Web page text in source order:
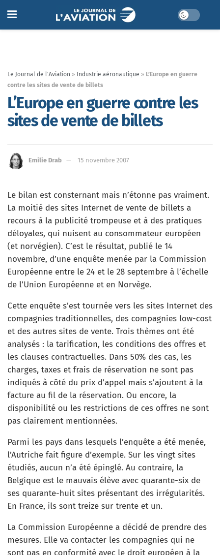
Le Journal de l'Aviation » Industrie aéronautique » L’Europe en guerre
contre les sites de vente de billets
L’Europe en guerre contre les
sites de vente de billets
Emilie Drab 15 novembre 2007
Le bilan est consternant mais n’étonne pas vraiment.
La moitié des sites Internet de vente de billets a
recours à la publicité trompeuse et à des pratiques
déloyales, qui nuisent au consommateur européen
(et norvégien). C’est le résultat, publié le 14
novembre, d’une enquête menée par la Commission
Européenne entre le 24 et le 28 septembre à l’échelle
de l’Union Européenne et en Norvège.
Cette enquête s’est tournée vers les sites Internet des
compagnies traditionnelles, des compagnies low-cost
et des autres sites de vente. Trois thèmes ont été
analysés : la tarification, les conditions des offres et
les clauses contractuelles. Dans 50% des cas, les
charges, taxes et frais de réservation ne sont pas
indiqués à côté du prix d’appel mais s’ajoutent à la
facture au fil de la réservation. Ou encore, la
disponibilité ou les restrictions de ces offres ne sont
pas clairement mentionnées.
Parmi les pays dans lesquels l’enquête a été menée,
l’Autriche fait figure d’exemple. Sur les vingt sites
étudiés, aucun n’a été épinglé. Au contraire, la
Belgique est le mauvais élève avec quarante-six de
ses quarante-huit sites présentant des irrégularités.
En France, ils sont treize sur trente et un.
La Commission Européenne a décidé de prendre des
mesures. Elle va contacter les compagnies qui ne
sont pas en conformité avec le droit européen à la